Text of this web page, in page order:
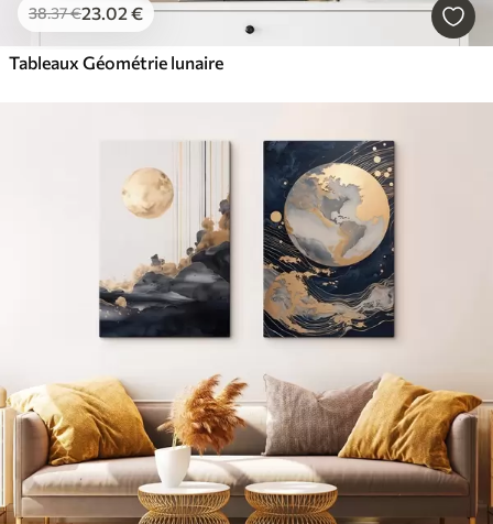
38.37€23.02 €
Tableaux Géométrie lunaire